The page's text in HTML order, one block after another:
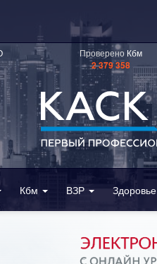
Проверено Кбм
2 379 358
Кбм ВЗР Здоровье